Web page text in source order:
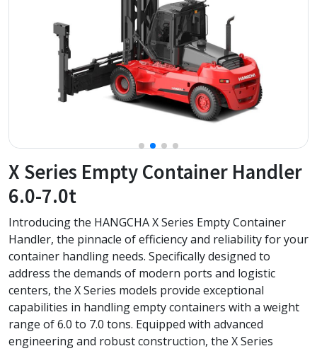
X Series Empty Container Handler
6.0-7.0t
Introducing the HANGCHA X Series Empty Container
Handler, the pinnacle of efficiency and reliability for your
container handling needs. Specifically designed to
address the demands of modern ports and logistic
centers, the X Series models provide exceptional
capabilities in handling empty containers with a weight
range of 6.0 to 7.0 tons. Equipped with advanced
engineering and robust construction, the X Series